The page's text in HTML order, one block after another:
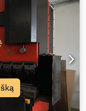
saugos
keitimas ir kiti
Yra naudojimo
metu mašina vis
galima apžiūrėti po
AMADA
2015 m.
220 t (2 200 kN)
stulpų: 3760 mm
Stroke“) Dcsdozq
šalinimo
ašmenų greitis – 15–
Svoris –
ir puikiai veikia*